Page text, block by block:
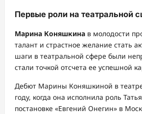
Первые роли на театральной
Марина Коняшкина в молодости
талант и страстное желание стать
шаги в театральной сфере были
стали точкой отсчета ее успешной
Дебют Марины Коняшкиной в театре
году, когда она исполнила роль
постановке «Евгений Онегин» в